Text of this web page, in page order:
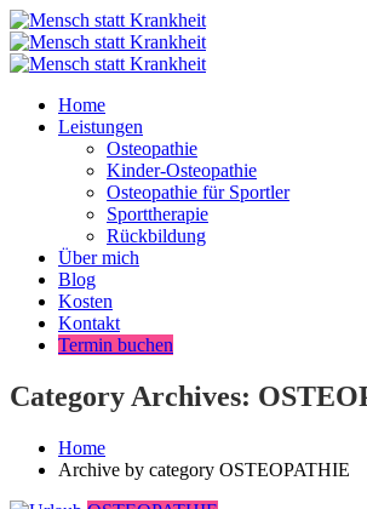
Home
Leistungen
Osteopathie
Kinder-Osteopathie
Osteopathie für Sportler
Sporttherapie
Rückbildung
Über mich
Blog
Kosten
Kontakt
Termin buchen
Category Archives:
Home
Archive by category OSTEOPATHIE